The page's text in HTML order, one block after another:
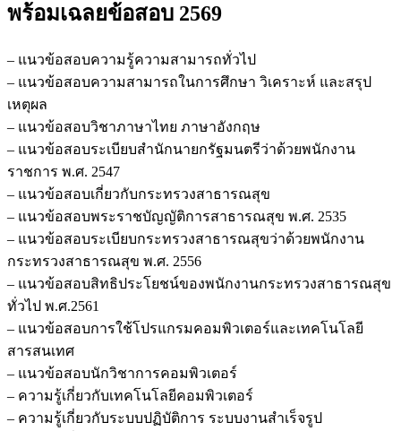
สาธารณสุข
นครราชสีมา
ชิ้น
พร้อมเฉลยข้อสอบ 2569
– แนวข้อสอบความรู้ความสามารถทั่วไป
– แนวข้อสอบความสามารถในการศึกษา วิเคราะห์ และสรุป
เหตุผล
– แนวข้อสอบวิชาภาษาไทย ภาษาอังกฤษ
– แนวข้อสอบระเบียบสำนักนายกรัฐมนตรีว่าด้วยพนักงาน
ราชการ พ.ศ. 2547
– แนวข้อสอบเกี่ยวกับกระทรวงสาธารณสุข
– แนวข้อสอบพระราชบัญญัติการสาธารณสุข พ.ศ. 2535
– แนวข้อสอบระเบียบกระทรวงสาธารณสุขว่าด้วยพนักงาน
กระทรวงสาธารณสุข พ.ศ. 2556
– แนวข้อสอบสิทธิประโยชน์ของพนักงานกระทรวงสาธารณสุข
ทั่วไป พ.ศ.2561
– แนวข้อสอบการใช้โปรแกรมคอมพิวเตอร์และเทคโนโลยี
สารสนเทศ
– แนวข้อสอบนักวิชาการคอมพิวเตอร์
– ความรู้เกี่ยวกับเทคโนโลยีคอมพิวเตอร์
– ความรู้เกี่ยวกับระบบปฏิบัติการ ระบบงานสำเร็จรูป